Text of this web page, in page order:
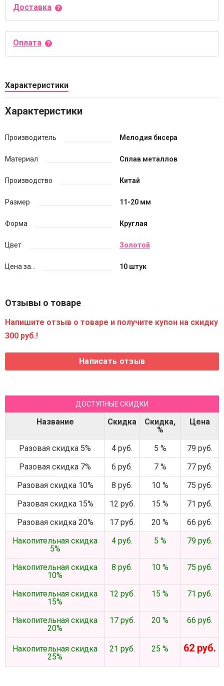
Доставка
Оплата
Характеристики
Характеристики
Производитель Мелодия бисера
Материал Сплав металлов
Производство Китай
Размер 11-20 мм
Форма Круглая
Цвет Золотой
Цена за... 10 штук
Отзывы о товаре
Напишите отзыв о товаре и получите купон на скидку
300 руб.!
ДОСТУПНЫЕ СКИДКИ
Название Скидка
Скидка,
%
Цена
Разовая скидка 5% 4 руб. 5 %
79 руб.
Разовая скидка 7%
6 руб. 7 %
77 руб.
Разовая скидка 10%
8 руб. 10 %
75 руб.
Разовая скидка 15%
12 руб. 15 %
71 руб.
Разовая скидка 20%
17 руб. 20 %
66 руб.
Накопительная скидка
5%
4 руб. 5 % 79 руб.
Накопительная скидка
10%
8 руб. 10 % 75 руб.
Накопительная скидка
15%
12 руб. 15 % 71 руб.
Накопительная скидка
20%
17 руб. 20 % 66 руб.
Накопительная скидка
25%
21 руб. 25 % 62 руб.